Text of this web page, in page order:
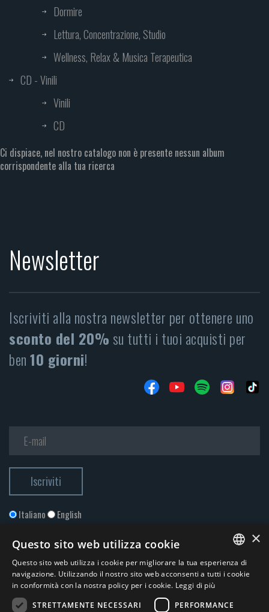
Dormire
Lettura, Concentrazione, Studio
Wellness, Relax & Musica Terapeutica
CD - Vinili
Vinili
CD
Ci dispiace, nel nostro catalogo non è presente nessun album
corrispondente alla tua ricerca
Newsletter
Iscriviti alla nostra newsletter per ottenere uno
sconto del 20%su tutti i tuoi acquisti per
ben10 giorni!
Italiano English
ITALIAN
×
Questo sito web utilizza cookie
Questo sito web utilizza i cookie per migliorare la tua esperienza di
navigazione. Utilizzando il nostro sito web acconsenti a tutti i cookie
in conformità con la nostra policy per i cookie. Leggi di più
STRETTAMENTE NECESSARI
PERFORMANCE